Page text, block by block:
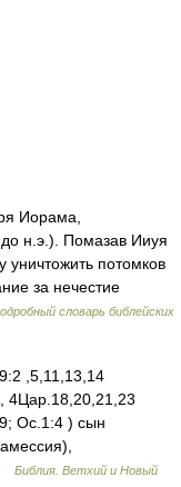
Иорама,
до н.э.). Помазав Ииуя
уничтожить потомков
за нечестие
словарь библейских
,5,11,13,14
4Цар.18,20,21,23
Ос.1:4 ) сын
Библия. Ветхий и Новый